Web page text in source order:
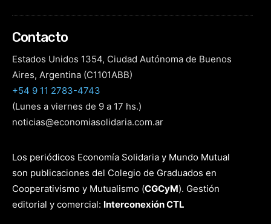
Contacto
Estados Unidos 1354, Ciudad Autónoma de Buenos
Aires, Argentina (C1101ABB)
+54 9 11 2783-4743
(Lunes a viernes de 9 a 17 hs.)
noticias@economiasolidaria.com.ar
Los periódicos Economía Solidaria y Mundo Mutual
son publicaciones del Colegio de Graduados en
Cooperativismo y Mutualismo (CGCyM). Gestión
editorial y comercial: Interconexión CTL